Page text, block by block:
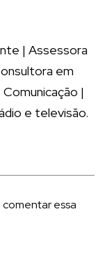
| Assessora
em
|
e televisão.
essa